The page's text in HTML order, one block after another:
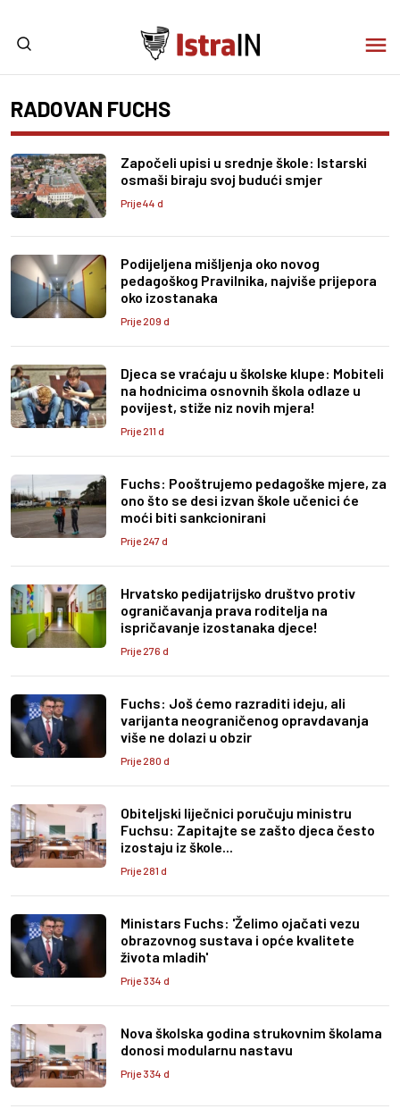
RADOVAN FUCHS
Započeli upisi u srednje škole: Istarski
osmaši biraju svoj budući smjer
Prije 44 d
Podijeljena mišljenja oko novog
pedagoškog Pravilnika, najviše prijepora
oko izostanaka
Prije 209 d
Djeca se vraćaju u školske klupe: Mobiteli
na hodnicima osnovnih škola odlaze u
povijest, stiže niz novih mjera!
Prije 211 d
Fuchs: Pooštrujemo pedagoške mjere, za
ono što se desi izvan škole učenici će
moći biti sankcionirani
Prije 247 d
Hrvatsko pedijatrijsko društvo protiv
ograničavanja prava roditelja na
ispričavanje izostanaka djece!
Prije 276 d
Fuchs: Još ćemo razraditi ideju, ali
varijanta neograničenog opravdavanja
više ne dolazi u obzir
Prije 280 d
Obiteljski liječnici poručuju ministru
Fuchsu: Zapitajte se zašto djeca često
izostaju iz škole...
Prije 281 d
Ministars Fuchs: 'Želimo ojačati vezu
obrazovnog sustava i opće kvalitete
života mladih'
Prije 334 d
Nova školska godina strukovnim školama
donosi modularnu nastavu
Prije 334 d